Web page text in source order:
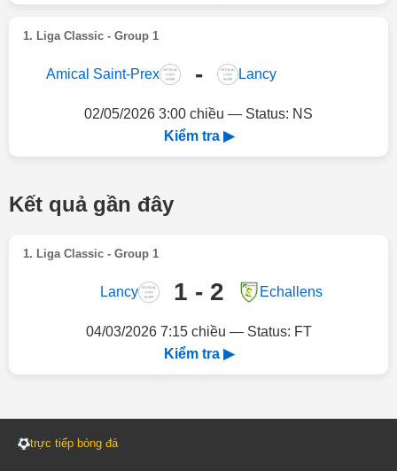
1. Liga Classic - Group 1
Amical Saint-Prex - Lancy
02/05/2026 3:00 chiều — Status: NS
Kiểm tra ▶
Kết quả gần đây
1. Liga Classic - Group 1
Lancy 1 - 2 Echallens
04/03/2026 7:15 chiều — Status: FT
Kiểm tra ▶
trực tiếp bóng đá